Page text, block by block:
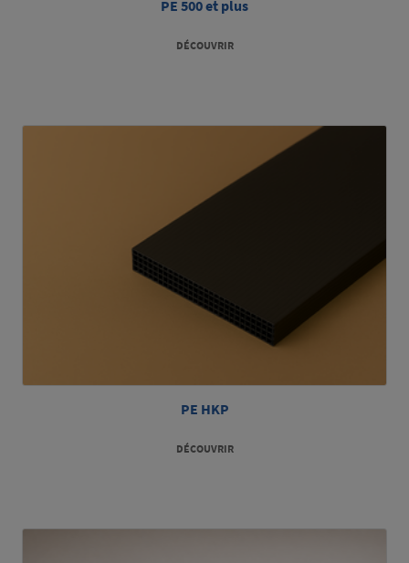
PE 500 et plus
DÉCOUVRIR
PE HKP
DÉCOUVRIR